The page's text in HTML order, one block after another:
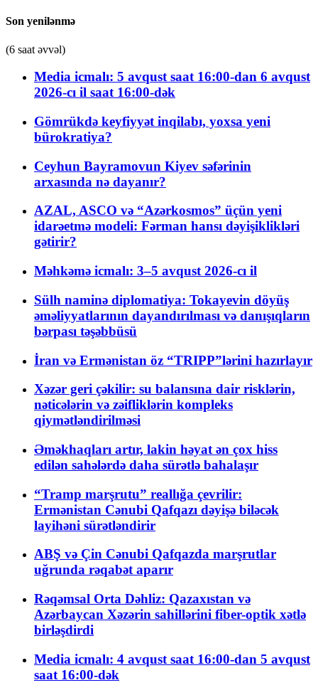
Son yenilənmə
(6 saat əvvəl)
Media icmalı: 5 avqust saat 16:00-dan 6 avqust
2026-cı il saat 16:00-dək
Gömrükdə keyfiyyət inqilabı, yoxsa yeni
bürokratiya?
Ceyhun Bayramovun Kiyev səfərinin
arxasında nə dayanır?
AZAL, ASCO və “Azərkosmos” üçün yeni
idarəetmə modeli: Fərman hansı dəyişiklikləri
gətirir?
Məhkəmə icmalı: 3–5 avqust 2026-cı il
Sülh naminə diplomatiya: Tokayevin döyüş
əməliyyatlarının dayandırılması və danışıqların
bərpası təşəbbüsü
İran və Ermənistan öz “TRIPP”lərini hazırlayır
Xəzər geri çəkilir: su balansına dair risklərin,
nəticələrin və zəifliklərin kompleks
qiymətləndirilməsi
Əməkhaqları artır, lakin həyat ən çox hiss
edilən sahələrdə daha sürətlə bahalaşır
“Tramp marşrutu” reallığa çevrilir:
Ermənistan Cənubi Qafqazı dəyişə biləcək
layihəni sürətləndirir
ABŞ və Çin Cənubi Qafqazda marşrutlar
uğrunda rəqabət aparır
Rəqəmsal Orta Dəhliz: Qazaxıstan və
Azərbaycan Xəzərin sahillərini fiber-optik xətlə
birləşdirdi
Media icmalı: 4 avqust saat 16:00-dan 5 avqust
saat 16:00-dək